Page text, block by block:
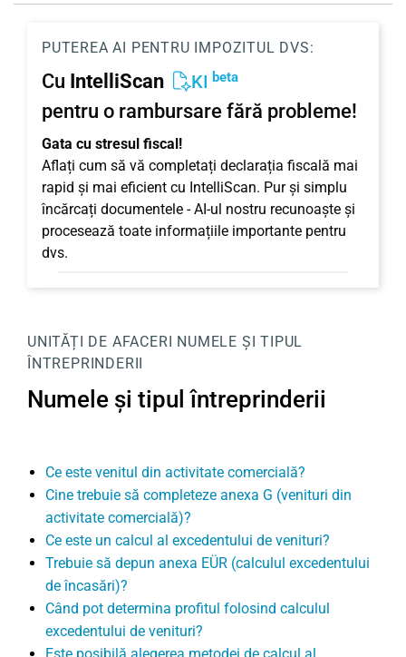
PUTEREA AI PENTRU IMPOZITUL DVS:
Cu IntelliScan KI beta
pentru o rambursare fără probleme!
Gata cu stresul fiscal!
Aflați cum să vă completați declarația fiscală mai
rapid și mai eficient cu IntelliScan. Pur și simplu
încărcați documentele - AI-ul nostru recunoaște și
procesează toate informațiile importante pentru
dvs.
UNITĂȚI DE AFACERI NUMELE ȘI TIPUL
ÎNTREPRINDERII
Numele și tipul întreprinderii
Ce este venitul din activitate comercială?
Cine trebuie să completeze anexa G (venituri din
activitate comercială)?
Ce este un calcul al excedentului de venituri?
Trebuie să depun anexa EÜR (calculul excedentului
de încasări)?
Când pot determina profitul folosind calculul
excedentului de venituri?